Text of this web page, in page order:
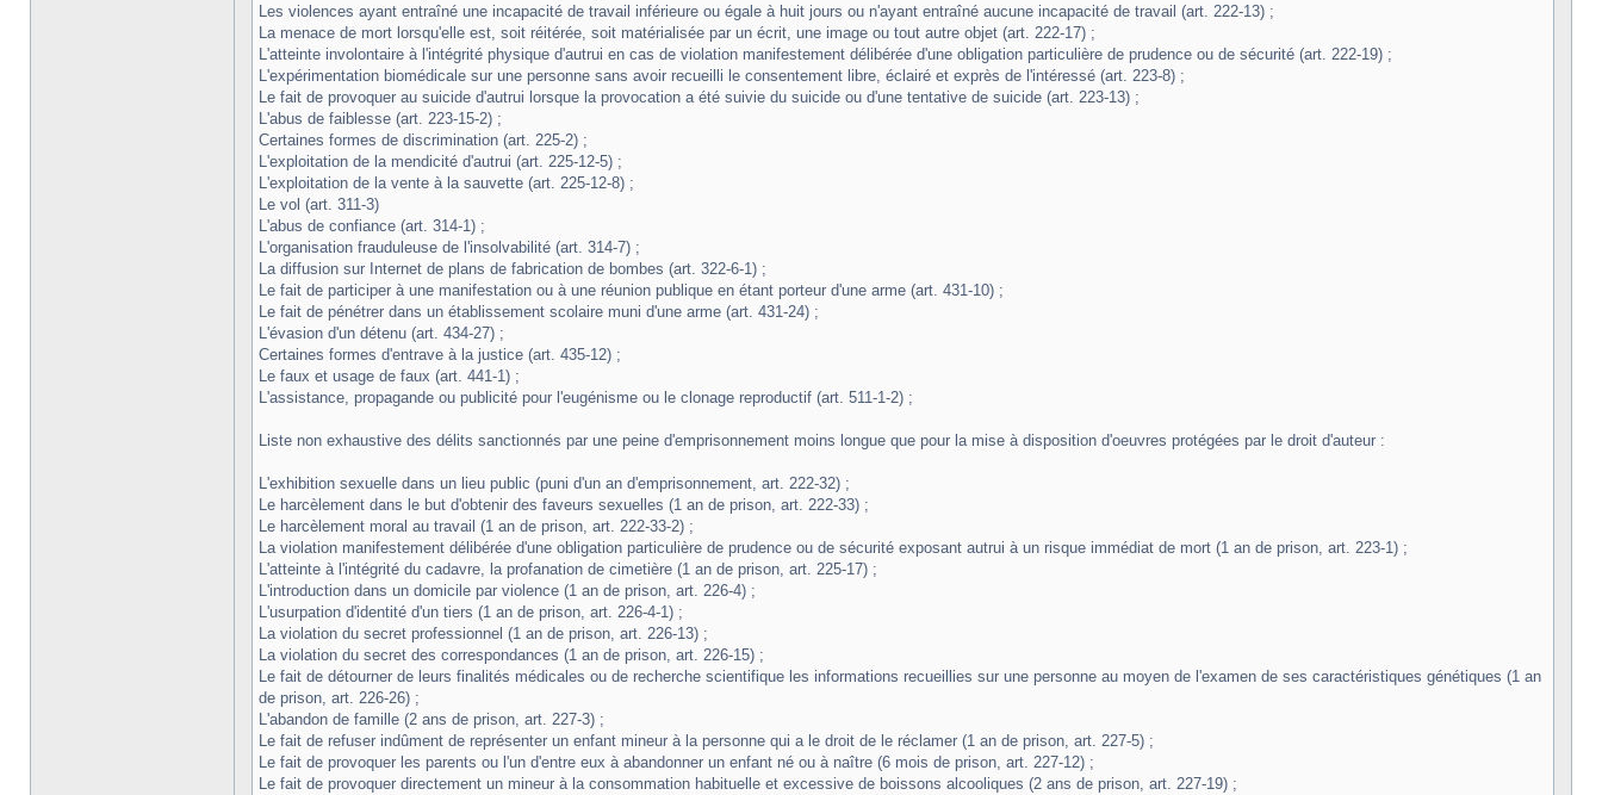
Les violences ayant entraîné une incapacité de travail inférieure ou égale à huit jours ou n'ayant entraîné aucune incapacité de travail (art. 222-13) ;
La menace de mort lorsqu'elle est, soit réitérée, soit matérialisée par un écrit, une image ou tout autre objet (art. 222-17) ;
L'atteinte involontaire à l'intégrité physique d'autrui en cas de violation manifestement délibérée d'une obligation particulière de prudence ou de sécurité (art. 222-19) ;
L'expérimentation biomédicale sur une personne sans avoir recueilli le consentement libre, éclairé et exprès de l'intéressé (art. 223-8) ;
Le fait de provoquer au suicide d'autrui lorsque la provocation a été suivie du suicide ou d'une tentative de suicide (art. 223-13) ;
L'abus de faiblesse (art. 223-15-2) ;
Certaines formes de discrimination (art. 225-2) ;
L'exploitation de la mendicité d'autrui (art. 225-12-5) ;
L'exploitation de la vente à la sauvette (art. 225-12-8) ;
Le vol (art. 311-3)
L'abus de confiance (art. 314-1) ;
L'organisation frauduleuse de l'insolvabilité (art. 314-7) ;
La diffusion sur Internet de plans de fabrication de bombes (art. 322-6-1) ;
Le fait de participer à une manifestation ou à une réunion publique en étant porteur d'une arme (art. 431-10) ;
Le fait de pénétrer dans un établissement scolaire muni d'une arme (art. 431-24) ;
L'évasion d'un détenu (art. 434-27) ;
Certaines formes d'entrave à la justice (art. 435-12) ;
Le faux et usage de faux (art. 441-1) ;
L'assistance, propagande ou publicité pour l'eugénisme ou le clonage reproductif (art. 511-1-2) ;
Liste non exhaustive des délits sanctionnés par une peine d'emprisonnement moins longue que pour la mise à disposition d'oeuvres protégées par le droit d'auteur :
L'exhibition sexuelle dans un lieu public (puni d'un an d'emprisonnement, art. 222-32) ;
Le harcèlement dans le but d'obtenir des faveurs sexuelles (1 an de prison, art. 222-33) ;
Le harcèlement moral au travail (1 an de prison, art. 222-33-2) ;
La violation manifestement délibérée d'une obligation particulière de prudence ou de sécurité exposant autrui à un risque immédiat de mort (1 an de prison, art. 223-1) ;
L'atteinte à l'intégrité du cadavre, la profanation de cimetière (1 an de prison, art. 225-17) ;
L'introduction dans un domicile par violence (1 an de prison, art. 226-4) ;
L'usurpation d'identité d'un tiers (1 an de prison, art. 226-4-1) ;
La violation du secret professionnel (1 an de prison, art. 226-13) ;
La violation du secret des correspondances (1 an de prison, art. 226-15) ;
Le fait de détourner de leurs finalités médicales ou de recherche scientifique les informations recueillies sur une personne au moyen de l'examen de ses caractéristiques génétiques (1 an
de prison, art. 226-26) ;
L'abandon de famille (2 ans de prison, art. 227-3) ;
Le fait de refuser indûment de représenter un enfant mineur à la personne qui a le droit de le réclamer (1 an de prison, art. 227-5) ;
Le fait de provoquer les parents ou l'un d'entre eux à abandonner un enfant né ou à naître (6 mois de prison, art. 227-12) ;
Le fait de provoquer directement un mineur à la consommation habituelle et excessive de boissons alcooliques (2 ans de prison, art. 227-19) ;